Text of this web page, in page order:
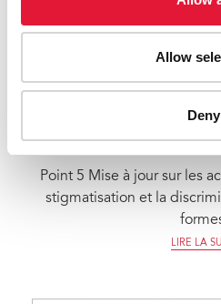
Allow
Deny
Point 5 Mise à jour sur les
stigmatisation et la
LIRE LA